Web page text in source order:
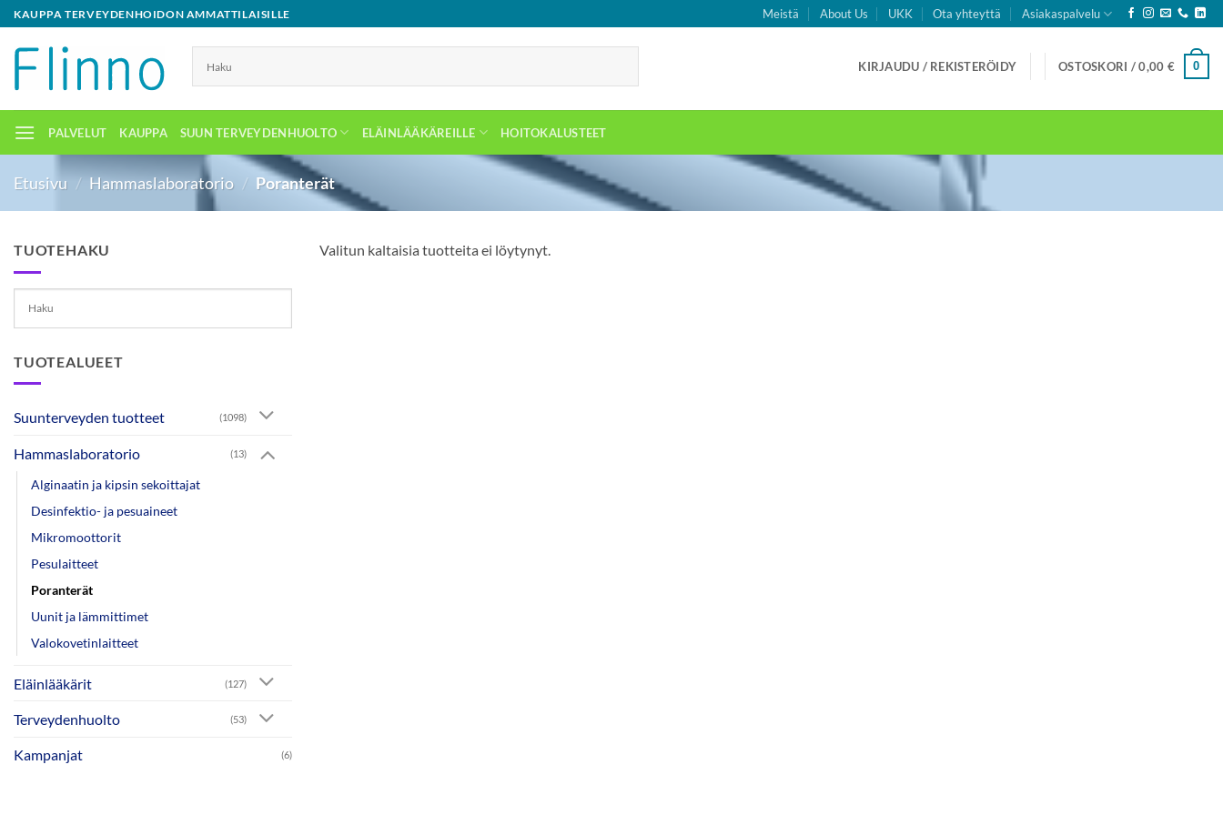
Skip
to
content
KAUPPA TERVEYDENHOIDON AMMATTILAISILLE Meistä About Us UKK Ota yhteyttä Asiakaspalvelu
KIRJAUDU / REKISTERÖIDY OSTOSKORI /0,00 € 0
PALVELUT KAUPPA SUUN TERVEYDENHUOLTO ELÄINLÄÄKÄREILLE HOITOKALUSTEET
Etusivu / Hammaslaboratorio / Poranterät
TUOTEHAKU
TUOTEALUEET
Suunterveyden tuotteet (1098)
Hammaslaboratorio (13)
Alginaatin ja kipsin sekoittajat
Desinfektio- ja pesuaineet
Mikromoottorit
Pesulaitteet
Poranterät
Uunit ja lämmittimet
Valokovetinlaitteet
Eläinlääkärit (127)
Terveydenhuolto (53)
Kampanjat (6)
Valitun kaltaisia tuotteita ei löytynyt.